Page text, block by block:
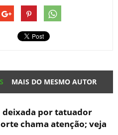
MAIS DO MESMO AUTOR
deixada por tatuador
chama atenção; veja